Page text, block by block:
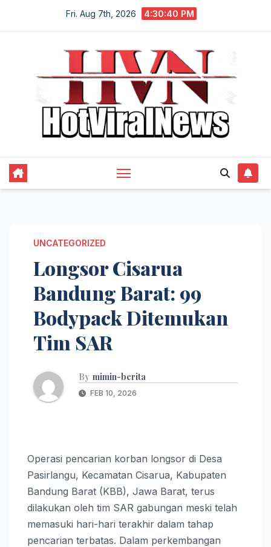
Fri. Aug 7th, 2026 4:30:41 PM
UNCATEGORIZED
Longsor Cisarua
Bandung Barat: 99
Bodypack Ditemukan
Tim SAR
By mimin-berita
FEB 10, 2026
Operasi pencarian korban longsor di Desa
Pasirlangu, Kecamatan Cisarua, Kabupaten
Bandung Barat (KBB), Jawa Barat, terus
dilakukan oleh tim SAR gabungan meski telah
memasuki hari-hari terakhir dalam tahap
pencarian terbatas. Dalam perkembangan